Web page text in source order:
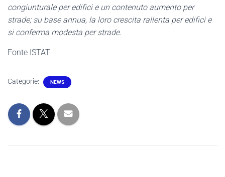
congiunturale per edifici e un contenuto aumento per
strade; su base annua, la loro crescita rallenta per edifici e
si conferma modesta per strade.
Fonte ISTAT
Categorie: NEWS